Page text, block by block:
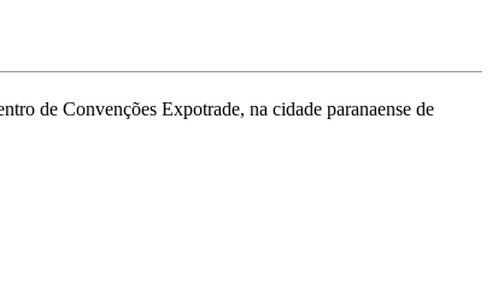
de Convenções Expotrade, na cidade paranaense de